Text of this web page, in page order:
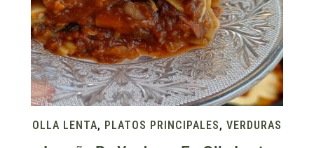
OLLA LENTA, PLATOS PRINCIPALES, VERDURAS